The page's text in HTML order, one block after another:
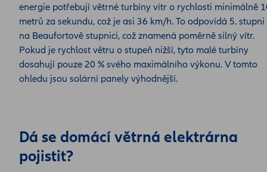
energie potřebují větrné turbíny vítr o rychlosti minimálně
metrů za sekundu, což je asi 36 km/h. To odpovídá 5. stupni
na Beaufortově stupnici, což znamená poměrně silný vítr.
Pokud je rychlost větru o stupeň nižší, tyto malé turbíny
dosahují pouze 20 % svého maximálního výkonu. V tomto
ohledu jsou solární panely výhodnější.
Dá se domácí větrná elektrárna
pojistit?